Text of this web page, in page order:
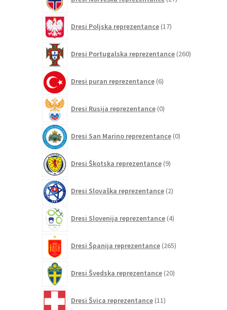
izdelkov
Dresi Poljska reprezentance 17izdelkov
Dresi Portugalska reprezentance 260izdelkov
Dresi puran reprezentance 6izdelkov
Dresi Rusija reprezentance 0izdelkov
Dresi San Marino reprezentance 0izdelkov
Dresi Škotska reprezentance 9izdelkov
Dresi Slovaška reprezentance 2izdelka
Dresi Slovenija reprezentance 4izdelki
Dresi Španija reprezentance 265izdelkov
Dresi Švedska reprezentance 20izdelkov
Dresi Švica reprezentance 11izdelkov